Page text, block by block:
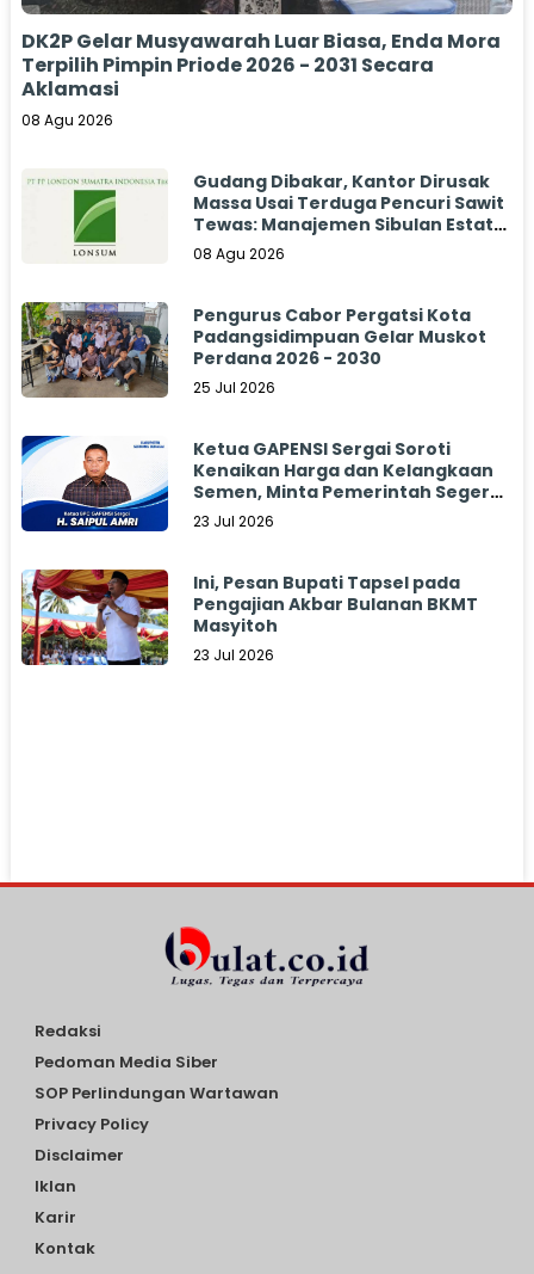
DK2P Gelar Musyawarah Luar Biasa, Enda Mora
Terpilih Pimpin Priode 2026 - 2031 Secara
Aklamasi
08 Agu 2026
Gudang Dibakar, Kantor Dirusak
Massa Usai Terduga Pencuri Sawit
Tewas: Manajemen Sibulan Estate
Bungkam
08 Agu 2026
Pengurus Cabor Pergatsi Kota
Padangsidimpuan Gelar Muskot
Perdana 2026 - 2030
25 Jul 2026
Ketua GAPENSI Sergai Soroti
Kenaikan Harga dan Kelangkaan
Semen, Minta Pemerintah Segera
Bertindak
23 Jul 2026
Ini, Pesan Bupati Tapsel pada
Pengajian Akbar Bulanan BKMT
Masyitoh
23 Jul 2026
Redaksi
Pedoman Media Siber
SOP Perlindungan Wartawan
Privacy Policy
Disclaimer
Iklan
Karir
Kontak